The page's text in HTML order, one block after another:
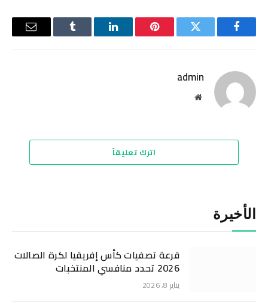
فيسبوك تويتر بينتيريستلينكدإن Tumblr
البريد
admin
موقع
اترك تعليقاً
الأخيرة
قرعة تصفيات كأس إفريقيا لكرة الصالات
2026 تحدد منافسي المنتخبات
يناير 8, 2026